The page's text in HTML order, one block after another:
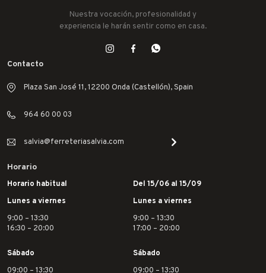
Nuestra vocación, profesionalidad y
experiencia le harán sentir como en casa.
Contacto
Plaza San José 11, 12200 Onda (Castellón), Spain
964 60 00 03
salvia@ferreteriasalvia.com
Horario
Horario habitual
Lunes a viernes
9:00 – 13:30
16:30 – 20:00
Sábado
09:00 – 13:30
Del 15/06 al 15/09
Lunes a viernes
9:00 – 13:30
17:00 – 20:00
Sábado
09:00 – 13:30